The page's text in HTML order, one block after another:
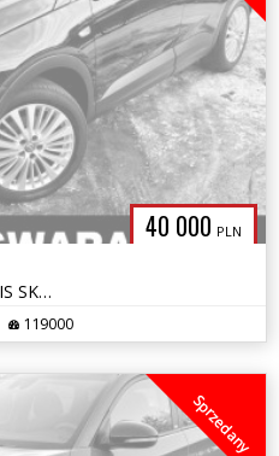
40 000 PLN
1.2T 131KM NAVI KAMERA BLIS SKÓRY 2xPDC KLIMATRONIK LED ALU LineAssist
119000
Sprzedany